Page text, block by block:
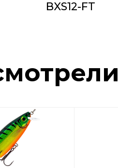
BXS12-FT